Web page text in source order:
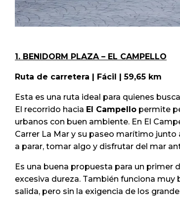
1. BENIDORM PLAZA – EL CAMPELLO
Ruta de carretera | Fácil | 59,65 km
Esta es una ruta ideal para quienes
El recorrido hacia El Campello permite
urbanos con buen ambiente. En El
Carrer La Mar y su paseo marítimo
a parar, tomar algo y disfrutar del mar
Es una buena propuesta para un primer
excesiva dureza. También funciona
salida, pero sin la exigencia de los